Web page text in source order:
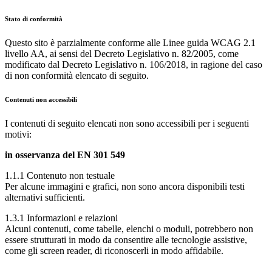
Stato di conformità
Questo sito è parzialmente conforme alle Linee guida WCAG 2.1
livello AA, ai sensi del Decreto Legislativo n. 82/2005, come
modificato dal Decreto Legislativo n. 106/2018, in ragione del caso
di non conformità elencato di seguito.
Contenuti non accessibili
I contenuti di seguito elencati non sono accessibili per i seguenti
motivi:
in osservanza del EN 301 549
1.1.1 Contenuto non testuale
Per alcune immagini e grafici, non sono ancora disponibili testi
alternativi sufficienti.
1.3.1 Informazioni e relazioni
Alcuni contenuti, come tabelle, elenchi o moduli, potrebbero non
essere strutturati in modo da consentire alle tecnologie assistive,
come gli screen reader, di riconoscerli in modo affidabile.